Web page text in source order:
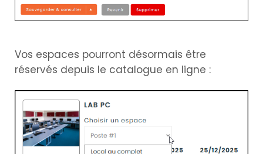
Vos espaces pourront désormais être
réservés depuis le catalogue en ligne :